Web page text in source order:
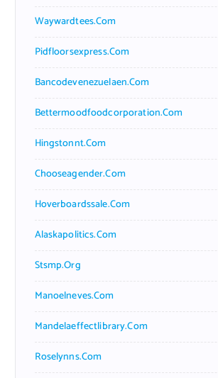
Waywardtees.com
Pidfloorsexpress.com
Bancodevenezuelaen.com
Bettermoodfoodcorporation.com
Hingstonnt.com
Chooseagender.com
Hoverboardssale.com
Alaskapolitics.com
Stsmp.org
Manoelneves.com
Mandelaeffectlibrary.com
Roselynns.com